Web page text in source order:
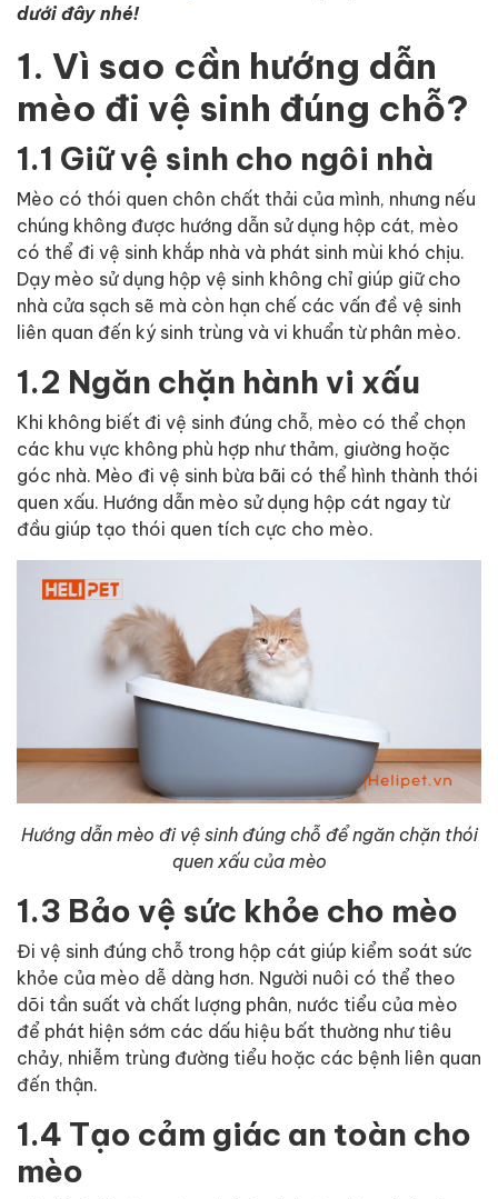
dưới đây nhé!
1. Vì sao cần hướng dẫn
mèo đi vệ sinh đúng chỗ?
1.1 Giữ vệ sinh cho ngôi nhà
Mèo có thói quen chôn chất thải của mình, nhưng nếu
chúng không được hướng dẫn sử dụng hộp cát, mèo
có thể đi vệ sinh khắp nhà và phát sinh mùi khó chịu.
Dạy mèo sử dụng hộp vệ sinh không chỉ giúp giữ cho
nhà cửa sạch sẽ mà còn hạn chế các vấn đề vệ sinh
liên quan đến ký sinh trùng và vi khuẩn từ phân mèo.
1.2 Ngăn chặn hành vi xấu
Khi không biết đi vệ sinh đúng chỗ, mèo có thể chọn
các khu vực không phù hợp như thảm, giường hoặc
góc nhà. Mèo đi vệ sinh bừa bãi có thể hình thành thói
quen xấu. Hướng dẫn mèo sử dụng hộp cát ngay từ
đầu giúp tạo thói quen tích cực cho mèo.
Hướng dẫn mèo đi vệ sinh đúng chỗ để ngăn chặn thói
quen xấu của mèo
1.3 Bảo vệ sức khỏe cho mèo
Đi vệ sinh đúng chỗ trong hộp cát giúp kiểm soát sức
khỏe của mèo dễ dàng hơn. Người nuôi có thể theo
dõi tần suất và chất lượng phân, nước tiểu của mèo
để phát hiện sớm các dấu hiệu bất thường như tiêu
chảy, nhiễm trùng đường tiểu hoặc các bệnh liên quan
đến thận.
1.4 Tạo cảm giác an toàn cho
mèo